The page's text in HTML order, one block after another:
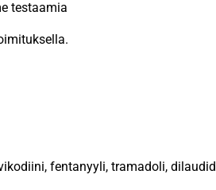
testaamia
fentanyyli, tramadoli, dilaudid